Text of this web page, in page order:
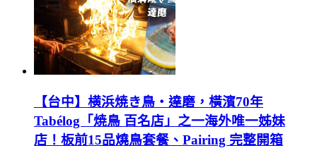
【台中】横浜焼き鳥‧達磨，橫濱70年
Tabélog「焼鳥 百名店」之一海外唯一姊妹
店！板前15品燒鳥套餐、Pairing 完整開箱